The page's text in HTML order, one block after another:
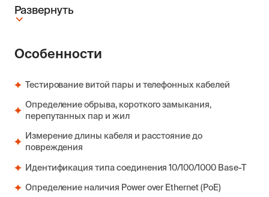
Развернуть
Особенности
Тестирование витой пары и телефонных кабелей
Определение обрыва, короткого замыкания,
перепутанных пар и жил
Измерение длины кабеля и расстояние до
повреждения
Идентификация типа соединения 10/100/1000 Base-T
Определение наличия Power over Ethernet (PoE)